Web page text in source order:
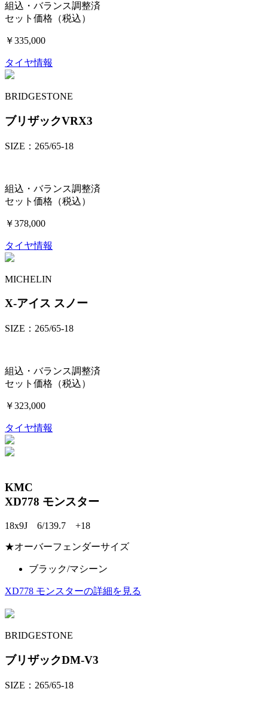
組込・バランス調整済
セット価格（税込）
￥335,000
タイヤ情報
BRIDGESTONE
ブリザックVRX3
SIZE：265/65-18
組込・バランス調整済
セット価格（税込）
￥378,000
タイヤ情報
MICHELIN
X-アイス スノー
SIZE：265/65-18
組込・バランス調整済
セット価格（税込）
￥323,000
タイヤ情報
KMC
XD778 モンスター
18x9J 6/139.7 +18
★オーバーフェンダーサイズ
ブラック/マシーン
XD778 モンスターの詳細を見る
BRIDGESTONE
ブリザックDM-V3
SIZE：265/65-18